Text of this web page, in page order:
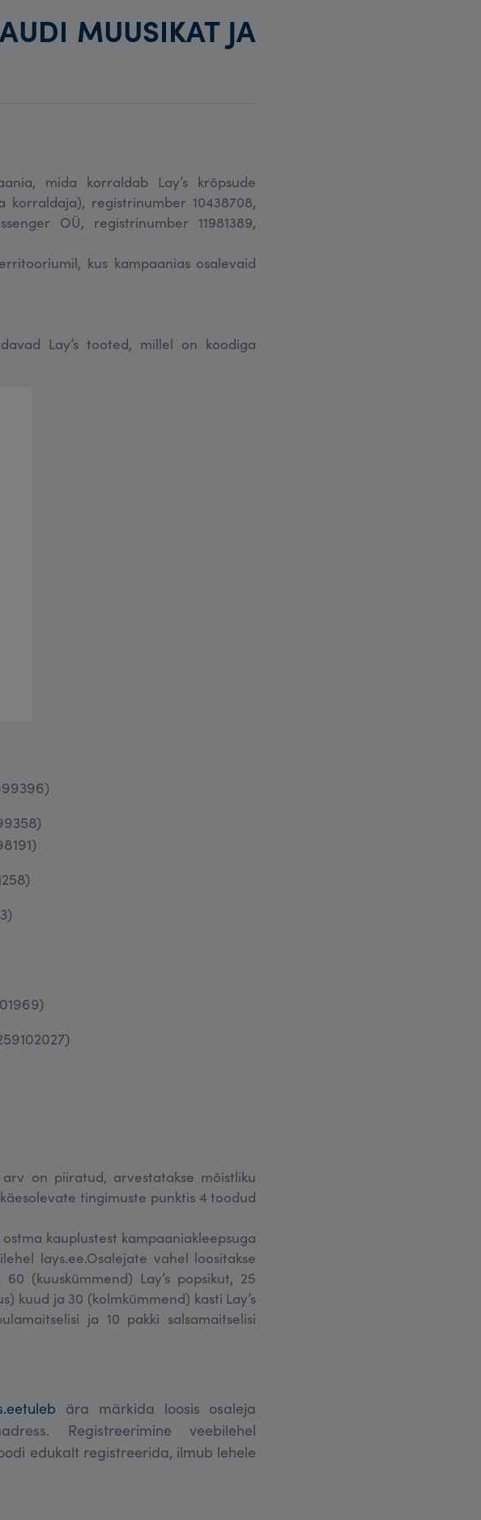
MUUSIKAT JA
mida korraldab Lay’s krõpsude
korraldaja), registrinumber 10438708,
OÜ, registrinumber 11981389,
kus kampaanias osalevaid
Lay’s tooted, millel on koodiga
on piiratud, arvestatakse mõistliku
tingimuste punktis 4 toodud
kauplustest kampaaniakleepsuga
lays.ee.Osalejate vahel loositakse
(kuuskümmend) Lay’s popsikut, 25
kuud ja 30 (kolmkümmend) kasti Lay’s
ja 10 pakki salsamaitselisi
ära märkida loosis osaleja
Registreerimine veebilehel
edukalt registreerida, ilmub lehele